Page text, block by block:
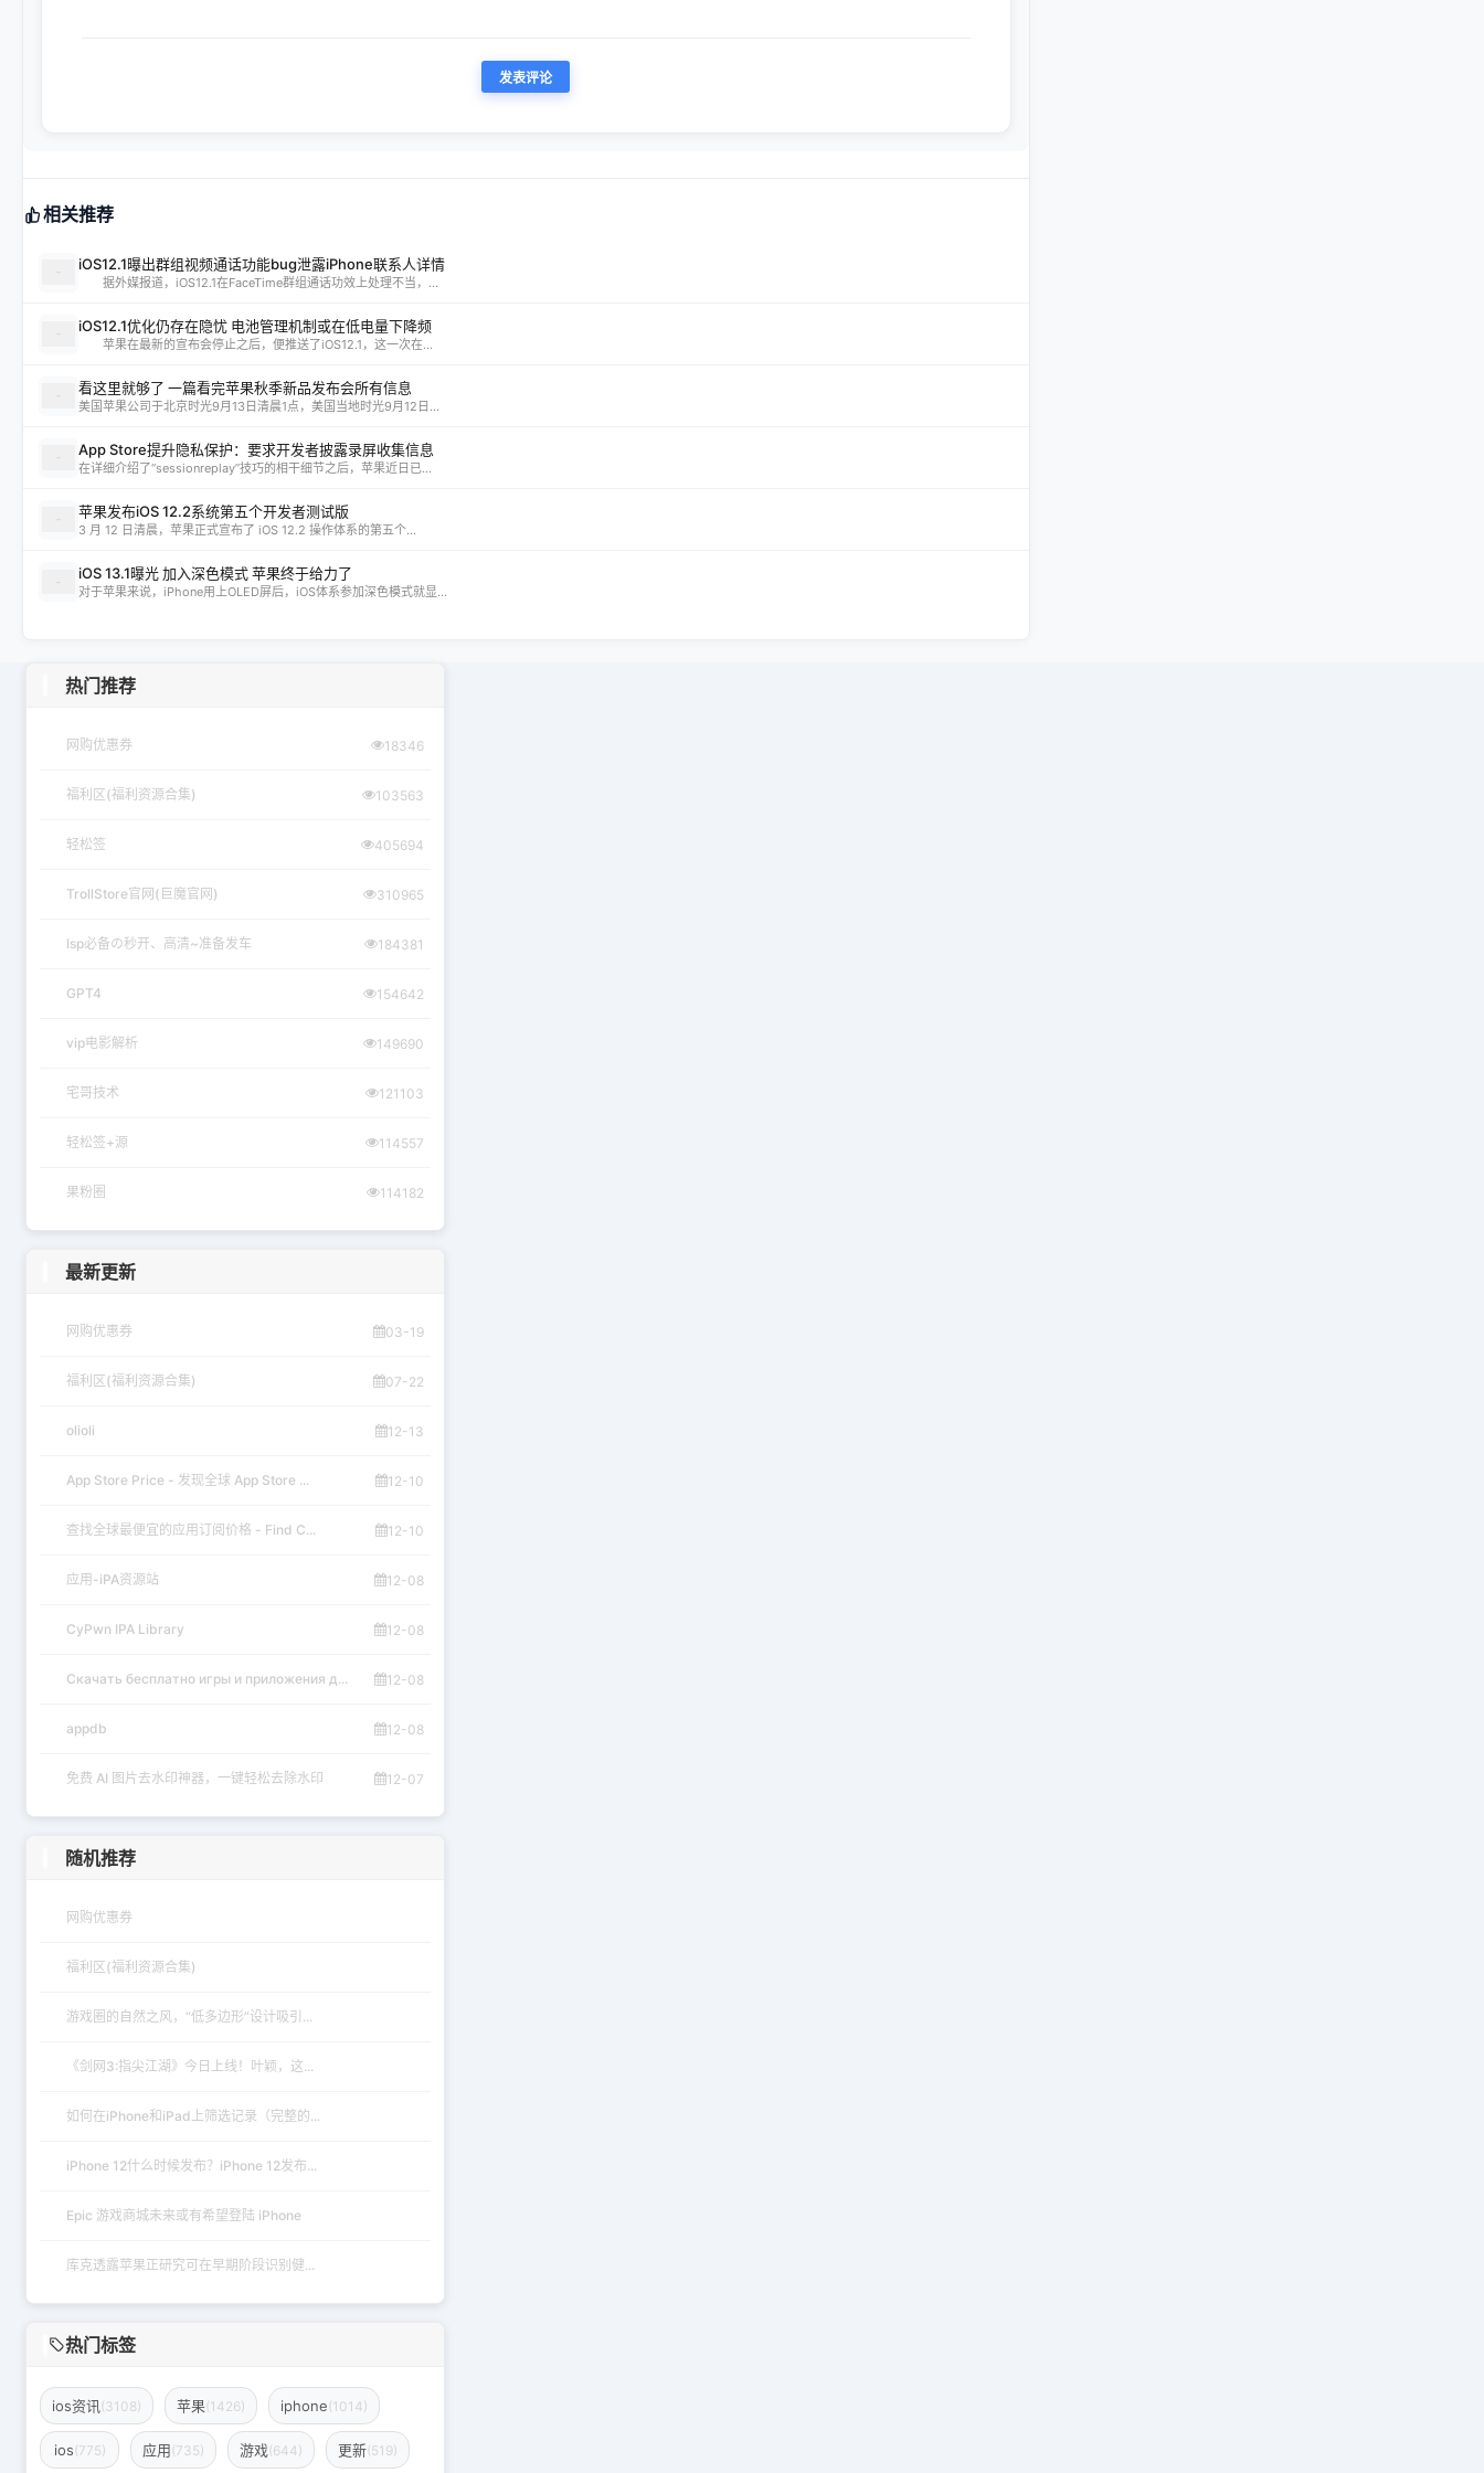
相关推荐
iOS12.1曝出群组视频通话功能bug泄露iPhone联系人详情
据外媒报道，iOS12.1在FaceTime群组通话功效上处理不当，...
iOS12.1优化仍存在隐忧 电池管理机制或在低电量下降频
苹果在最新的宣布会停止之后，便推送了iOS12.1，这一次在...
看这里就够了 一篇看完苹果秋季新品发布会所有信息
美国苹果公司于北京时光9月13日清晨1点，美国当地时光9月12日...
App Store提升隐私保护：要求开发者披露录屏收集信息
在详细介绍了“sessionreplay”技巧的相干细节之后，苹果近日已...
苹果发布iOS 12.2系统第五个开发者测试版
3 月 12 日清晨，苹果正式宣布了 iOS 12.2 操作体系的第五个...
iOS 13.1曝光 加入深色模式 苹果终于给力了
对于苹果来说，iPhone用上OLED屏后，iOS体系参加深色模式就显...
热门推荐
网购优惠券 18346
福利区(福利资源合集) 103563
轻松签 405694
TrollStore官网(巨魔官网) 310965
lsp必备の秒开、高清~准备发车 184381
GPT4 154642
vip电影解析 149690
宅哥技术 121103
轻松签+源 114557
果粉圈 114182
最新更新
网购优惠券 03-19
福利区(福利资源合集) 07-22
olioli 12-13
App Store Price - 发现全球 App Store ... 12-10
查找全球最便宜的应用订阅价格 - Find C... 12-10
应用-iPA资源站 12-08
CyPwn IPA Library 12-08
Скачать бесплатно игры и приложения д... 12-08
appdb 12-08
免费 AI 图片去水印神器，一键轻松去除水印 12-07
随机推荐
网购优惠券
福利区(福利资源合集)
游戏圈的自然之风，“低多边形”设计吸引...
《剑网3:指尖江湖》今日上线！叶颖，这...
如何在iPhone和iPad上筛选记录（完整的...
iPhone 12什么时候发布？iPhone 12发布...
Epic 游戏商城未来或有希望登陆 iPhone
库克透露苹果正研究可在早期阶段识别健...
热门标签
ios资讯 (3108) 苹果(1426) iphone(1014)
ios(775) 应用(735) 游戏(644) 更新(519)